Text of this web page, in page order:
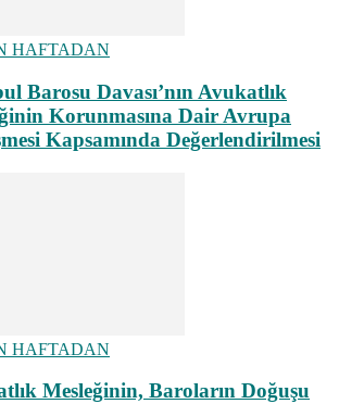
HAFTADAN
Barosu Davası’nın Avukatlık
Korunmasına Dair Avrupa
Kapsamında Değerlendirilmesi
HAFTADAN
Mesleğinin, Baroların Doğuşu